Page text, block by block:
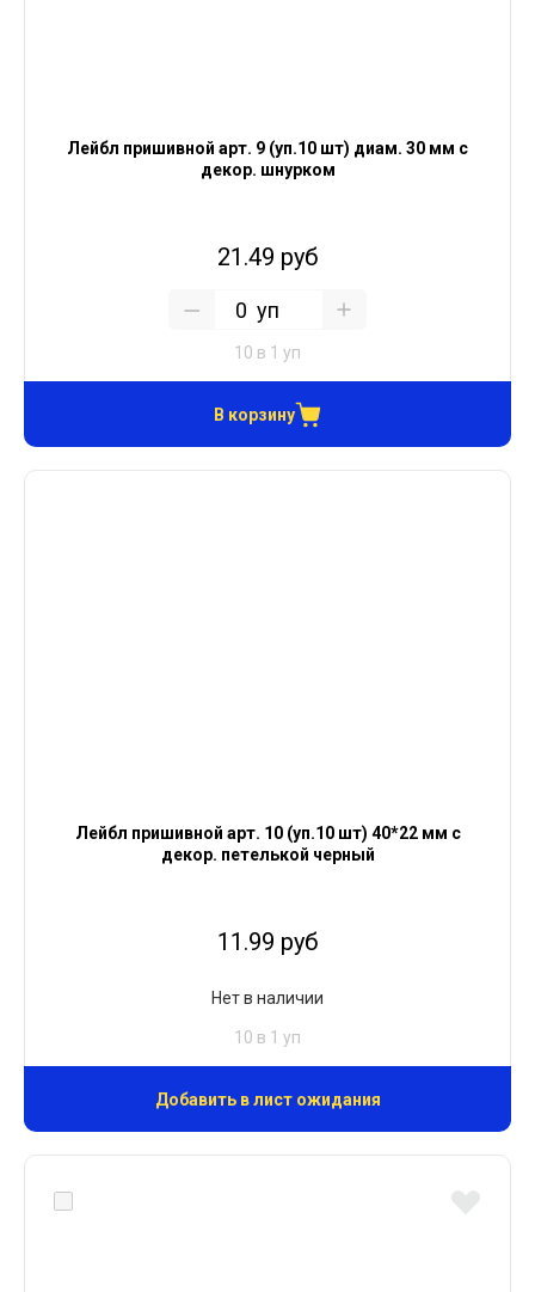
Лейбл пришивной арт. 9 (уп.10 шт) диам. 30 мм с
декор. шнурком
21.49 руб
уп
10 в 1 уп
В корзину
Лейбл пришивной арт. 10 (уп.10 шт) 40*22 мм с
декор. петелькой черный
11.99 руб
Нет в наличии
10 в 1 уп
Добавить в лист ожидания